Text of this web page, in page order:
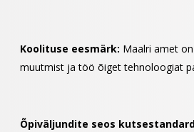
Koolituse eesmärk: Maalri amet
muutmist ja töö õiget tehnoloogiat
Õpiväljundite seos